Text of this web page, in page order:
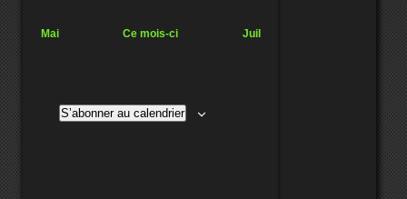
Mai Ce mois-ci Juil
S’abonner au calendrier